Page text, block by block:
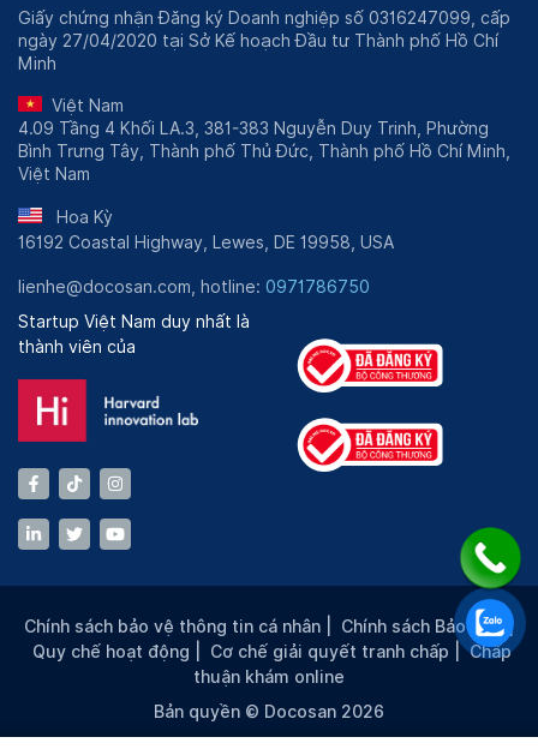
Giấy chứng nhận Đăng ký Doanh nghiệp số 0316247099, cấp
ngày 27/04/2020 tại Sở Kế hoạch Đầu tư Thành phố Hồ Chí
Minh
Việt Nam
4.09 Tầng 4 Khối LA.3, 381-383 Nguyễn Duy Trinh, Phường
Bình Trưng Tây, Thành phố Thủ Đức, Thành phố Hồ Chí Minh,
Việt Nam
Hoa Kỳ
16192 Coastal Highway, Lewes, DE 19958, USA
lienhe@docosan.com, hotline: 0971786750
Startup Việt Nam duy nhất là
thành viên của
Chính sách bảo vệ thông tin cá nhân Chính sách Bảo mật |
Quy chế hoạt động
Cơ chế giải quyết tranh chấp |Chấp
thuận khám online
Bản quyền © Docosan 2026